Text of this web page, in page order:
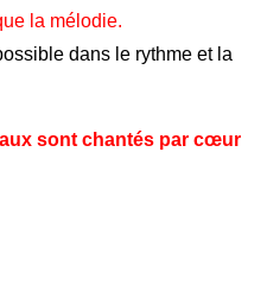
la mélodie.
dans le rythme et la
sont chantés par cœur